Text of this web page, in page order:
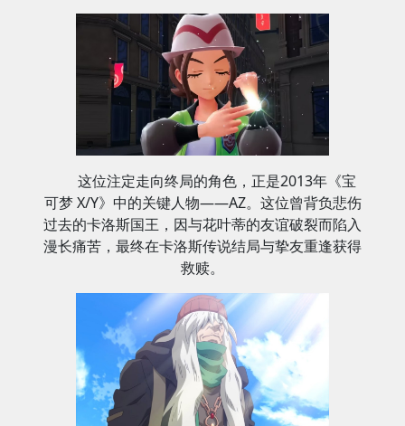
这位注定走向终局的角色，正是2013年《宝
可梦 X/Y》中的关键人物——AZ。这位曾背负悲伤
过去的卡洛斯国王，因与花叶蒂的友谊破裂而陷入
漫长痛苦，最终在卡洛斯传说结局与挚友重逢获得
救赎。